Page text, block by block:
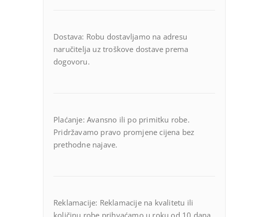
Dostava: Robu dostavljamo na adresu
naručitelja uz troškove dostave prema
dogovoru.
Plaćanje: Avansno ili po primitku robe.
Pridržavamo pravo promjene cijena bez
prethodne najave.
Reklamacije: Reklamacije na kvalitetu ili
količinu robe prihvaćamo u roku od 10 dana